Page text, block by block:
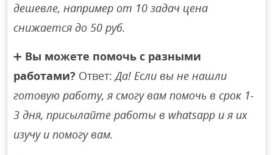
дешевле, например от 10 задач цена
снижается до 50 руб.
➕ Вы можете помочь с разными
работами? Ответ:Да! Если вы не нашли
готовую работу, я смогу вам помочь в срок 1-
3 дня, присылайте работы в whatsapp и я их
изучу и помогу вам.